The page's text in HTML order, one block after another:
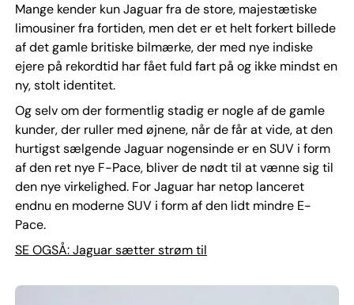
Mange kender kun Jaguar fra de store, majestætiske
limousiner fra fortiden, men det er et helt forkert billede
af det gamle britiske bilmærke, der med nye indiske
ejere på rekordtid har fået fuld fart på og ikke mindst en
ny, stolt identitet.
Og selv om der formentlig stadig er nogle af de gamle
kunder, der ruller med øjnene, når de får at vide, at den
hurtigst sælgende Jaguar nogensinde er en SUV i form
af den ret nye F-Pace, bliver de nødt til at vænne sig til
den nye virkelighed. For Jaguar har netop lanceret
endnu en moderne SUV i form af den lidt mindre E-
Pace.
SE OGSÅ: Jaguar sætter strøm til